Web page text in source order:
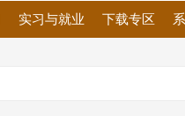
实习与就业 下载专区